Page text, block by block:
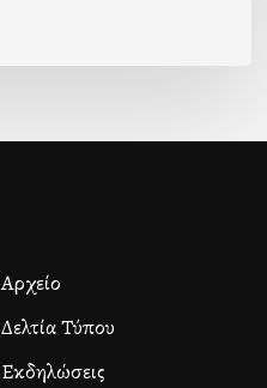
Αρχείο
Δελτία Τύπου
Εκδηλώσεις